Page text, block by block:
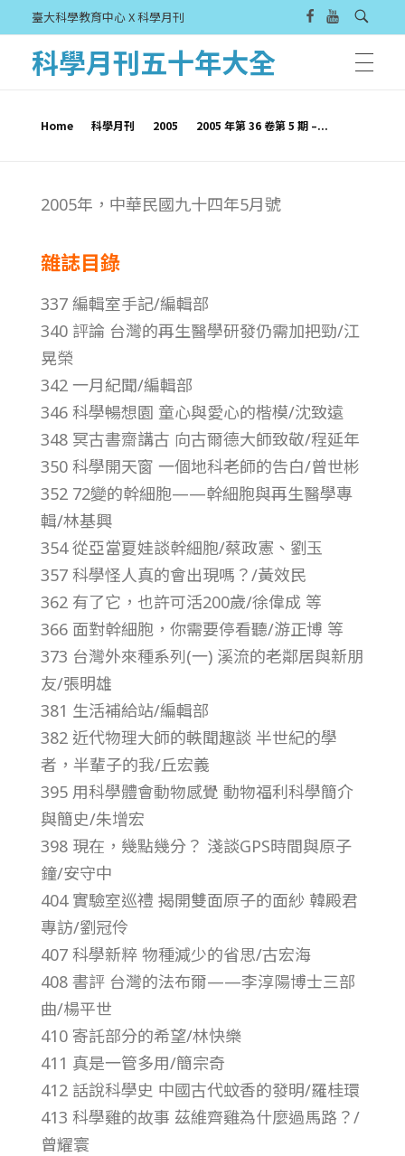
臺大科學教育中心 X 科學月刊
科學月刊五十年大全
Home 科學月刊 2005 2005 年第 36 卷第 5 期 –...
2
0
5
年
第
3
6
卷
第
5
期
–
總
號
第
4
2
5
期
2005年，中華民國九十四年5月號
雜誌目錄
337 編輯室手記/編輯部
340 評論 台灣的再生醫學研發仍需加把勁/江
晃榮
342 一月紀聞/編輯部
346 科學暢想園 童心與愛心的楷模/沈致遠
348 冥古書齋講古 向古爾德大師致敬/程延年
350 科學開天窗 一個地科老師的告白/曾世彬
352 72變的幹細胞——幹細胞與再生醫學專
輯/林基興
354 從亞當夏娃談幹細胞/蔡政憲、劉玉
357 科學怪人真的會出現嗎？/黃效民
362 有了它，也許可活200歲/徐偉成 等
366 面對幹細胞，你需要停看聽/游正博 等
373 台灣外來種系列(一) 溪流的老鄰居與新朋
友/張明雄
381 生活補給站/編輯部
382 近代物理大師的軼聞趣談 半世紀的學
者，半輩子的我/丘宏義
395 用科學體會動物感覺 動物福利科學簡介
與簡史/朱增宏
398 現在，幾點幾分？ 淺談GPS時間與原子
鐘/安守中
404 實驗室巡禮 揭開雙面原子的面紗 韓殿君
專訪/劉冠伶
407 科學新粹 物種減少的省思/古宏海
408 書評 台灣的法布爾——李淳陽博士三部
曲/楊平世
410 寄託部分的希望/林快樂
411 真是一管多用/簡宗奇
412 話說科學史 中國古代蚊香的發明/羅桂環
413 科學雞的故事 茲維齊雞為什麼過馬路？/
曾耀寰